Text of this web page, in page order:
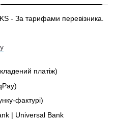
- За тарифами перевізника.
платіж)
фактурі)
| Universal Bank